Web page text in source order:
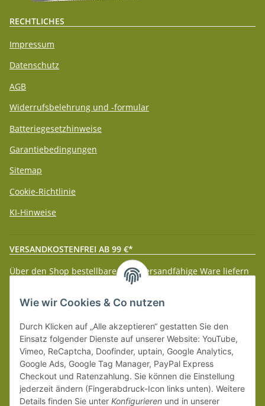
RECHTLICHES
Impressum
Datenschutz
AGB
Widerrufsbelehrung und -formular
Batteriegesetzhinweise
Garantiebedingungen
Sitemap
Cookie-Richtlinie
KI-Hinweise
VERSANDKOSTENFREI AB 99 €*
Über den Shop bestellbare paketversandfähige Ware liefern
wir innerhalb Deutschland (Festland) ab 99 € * Warenwert
versandkostenfrei.
Weitere Versanddetails entnehmen Sie bitte unserenLiefer-
und Zahlungsbedingungen.
Wie wir Cookies & Co nutzen
Durch Klicken auf „Alle akzeptieren“ gestatten Sie den
Einsatz folgender Dienste auf unserer Website: YouTube,
Vimeo, ReCaptcha, Doofinder, uptain, Google Analytics,
Google Ads, Google Tag Manager, PayPal Express
Checkout und Ratenzahlung. Sie können die Einstellung
jederzeit ändern (Fingerabdruck-Icon links unten). Weitere
Details finden Sie unter Konfigurieren und in unserer